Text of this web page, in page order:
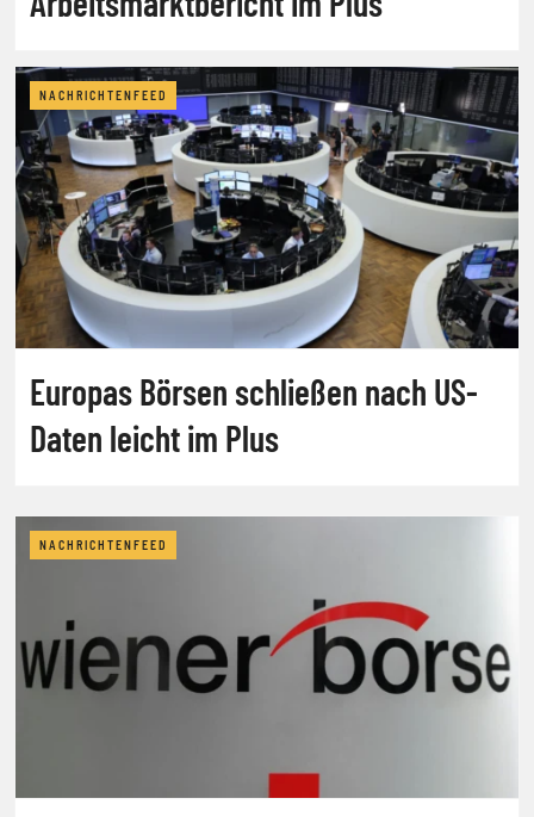
NACHRICHTENFEED
Europas Börsen schließen nach US-
Daten leicht im Plus
NACHRICHTENFEED